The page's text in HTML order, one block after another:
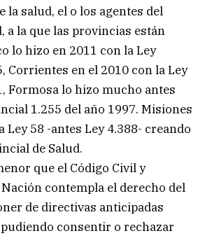
la salud, el o los agentes del
a la que las provincias están
lo hizo en 2011 con la Ley
Corrientes en el 2010 con la Ley
Formosa lo hizo mucho antes
1.255 del año 1997. Misiones
Ley 58 -antes Ley 4.388- creando
de Salud.
que el Código Civil y
contempla el derecho del
de directivas anticipadas
consentir o rechazar